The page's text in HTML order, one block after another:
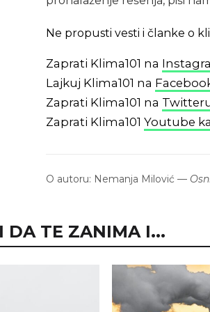
Ne propusti vesti i članke o
Zaprati Klima101 na
Lajkuj Klima101 na
Zaprati Klima101 na
Zaprati Klima101 Youtube
O autoru: Nemanja Milović —
DA TE ZANIMA I...